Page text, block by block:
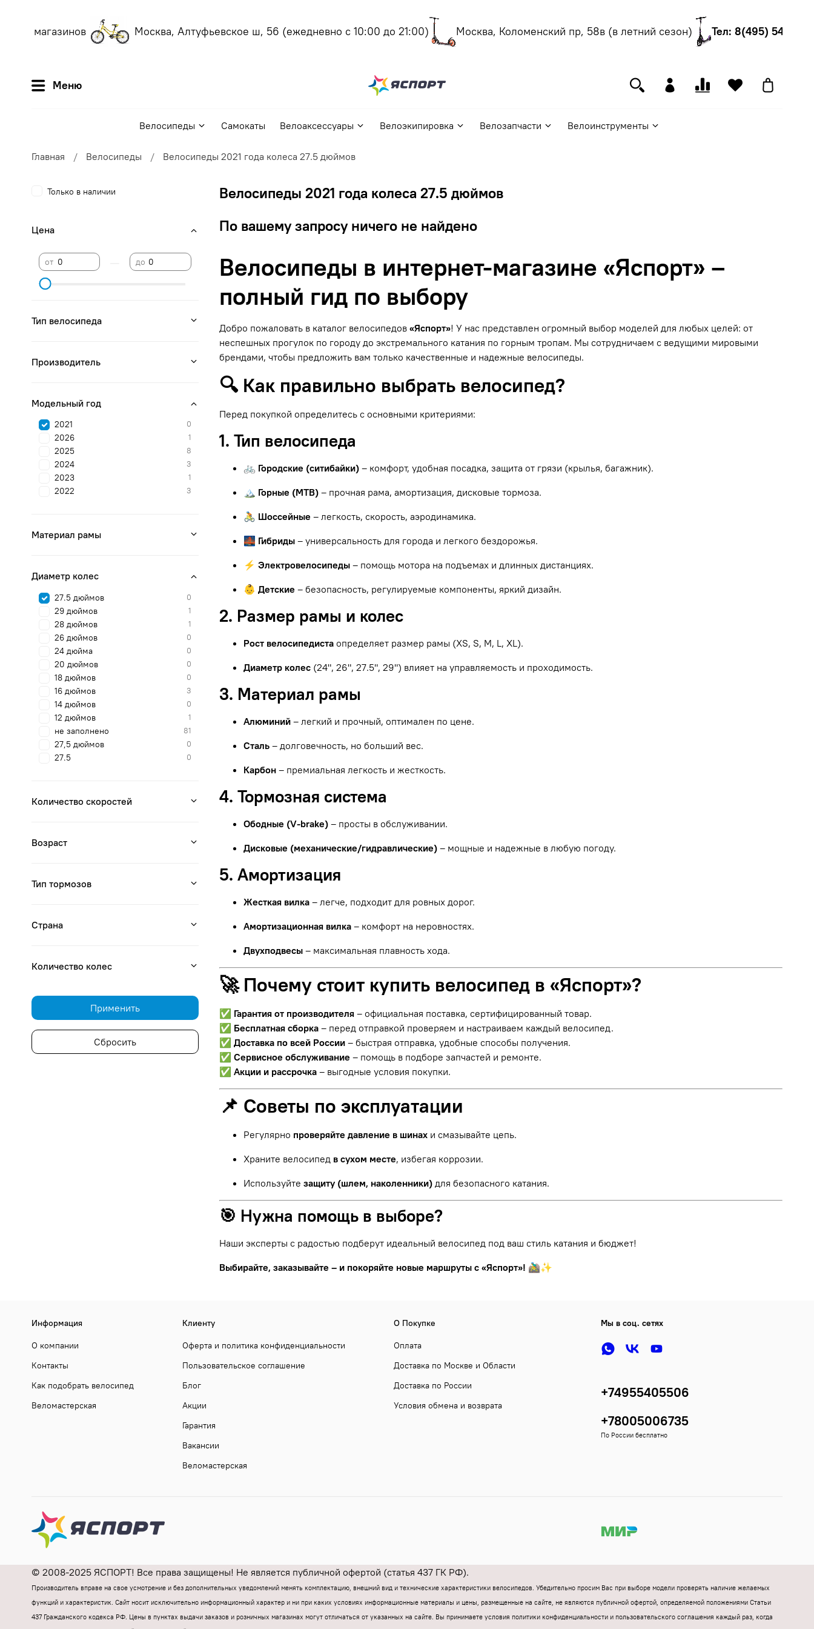
магазинов Москва, Алтуфьевское ш, 56(ежедневно с 10:00 до 21:00) Москва, Коломенский пр, 58в (в летний сезон) Тел: 8(495) 540-55-06
Меню
Велосипеды Самокаты Велоаксессуары Велоэкипировка Велозапчасти Велоинструменты
Главная Велосипеды Велосипеды 2021 года колеса 27.5 дюймов
Велосипеды 2021 года колеса 27.5 дюймов
По вашему запросу ничего не найдено
Велосипеды в интернет-магазине «Яспорт» –
полный гид по выбору
Добро пожаловать в каталог велосипедов «Яспорт»! У нас представлен огромный выбор моделей для любых целей: от
неспешных прогулок по городу до экстремального катания по горным тропам. Мы сотрудничаем с ведущими мировыми
брендами, чтобы предложить вам только качественные и надежные велосипеды.
🔍 Как правильно выбрать велосипед?
Перед покупкой определитесь с основными критериями:
1. Тип велосипеда
🚲 Городские (ситибайки) – комфорт, удобная посадка, защита от грязи (крылья, багажник).
🏔 Горные (MTB) – прочная рама, амортизация, дисковые тормоза.
🚴 Шоссейные – легкость, скорость, аэродинамика.
🌉 Гибриды – универсальность для города и легкого бездорожья.
⚡ Электровелосипеды – помощь мотора на подъемах и длинных дистанциях.
👶 Детские – безопасность, регулируемые компоненты, яркий дизайн.
2. Размер рамы и колес
Рост велосипедиста определяет размер рамы (XS, S, M, L, XL).
Диаметр колес (24", 26", 27.5", 29") влияет на управляемость и проходимость.
3. Материал рамы
Алюминий – легкий и прочный, оптимален по цене.
Сталь – долговечность, но больший вес.
Карбон – премиальная легкость и жесткость.
4. Тормозная система
Ободные (V-brake) – просты в обслуживании.
Дисковые (механические/гидравлические) – мощные и надежные в любую погоду.
5. Амортизация
Жесткая вилка – легче, подходит для ровных дорог.
Амортизационная вилка – комфорт на неровностях.
Двухподвесы – максимальная плавность хода.
🚀 Почему стоит купить велосипед в «Яспорт»?
✅ Гарантия от производителя – официальная поставка, сертифицированный товар.
✅ Бесплатная сборка – перед отправкой проверяем и настраиваем каждый велосипед.
✅ Доставка по всей России – быстрая отправка, удобные способы получения.
✅ Сервисное обслуживание – помощь в подборе запчастей и ремонте.
✅ Акции и рассрочка – выгодные условия покупки.
📌 Советы по эксплуатации
Регулярно проверяйте давление в шинах и смазывайте цепь.
Храните велосипед в сухом месте, избегая коррозии.
Используйте защиту (шлем, наколенники) для безопасного катания.
🎯 Нужна помощь в выборе?
Наши эксперты с радостью подберут идеальный велосипед под ваш стиль катания и бюджет!
Выбирайте, заказывайте – и покоряйте новые маршруты с «Яспорт»! 🚵‍♂️✨
Только в наличии
Цена
от до
Тип велосипеда
Производитель
Модельный год
2021 0
2026 1
2025 8
2024 3
2023 1
2022 3
Материал рамы
Диаметр колес
27.5 дюймов 0
29 дюймов 1
28 дюймов 1
26 дюймов 0
24 дюйма 0
20 дюймов 0
18 дюймов 0
16 дюймов 3
14 дюймов 0
12 дюймов 1
не заполнено 81
27,5 дюймов 0
27.5 0
Количество скоростей
Возраст
Тип тормозов
Страна
Количество колес
Применить
Сбросить
Информация
О компании
Контакты
Как подобрать велосипед
Веломастерская
Клиенту
Оферта и политика конфиденциальности
Пользовательское соглашение
Блог
Акции
Гарантия
Вакансии
Веломастерская
О Покупке
Оплата
Доставка по Москве и Области
Доставка по России
Условия обмена и возврата
Мы в соц. сетях
+74955405506
+78005006735
По России бесплатно
© 2008-2025 ЯСПОРТ! Все права защищены! Не является публичной офертой (статья 437 ГК РФ).
Производитель вправе на свое усмотрение и без дополнительных уведомлений менять комплектацию, внешний вид и технические характеристики велосипедов. Убедительно просим Вас при выборе модели проверять наличие желаемых
функций и характеристик. Cайт носит исключительно информационный характер и ни при каких условиях информационные материалы и цены, размещенные на сайте, не являются публичной офертой, определяемой положениями Статьи
437 Гражданского кодекса РФ. Цены в пунктах выдачи заказов и розничных магазинах могут отличаться от указанных на сайте. Вы принимаете условия политики конфиденциальности и пользовательского соглашения каждый раз, когда